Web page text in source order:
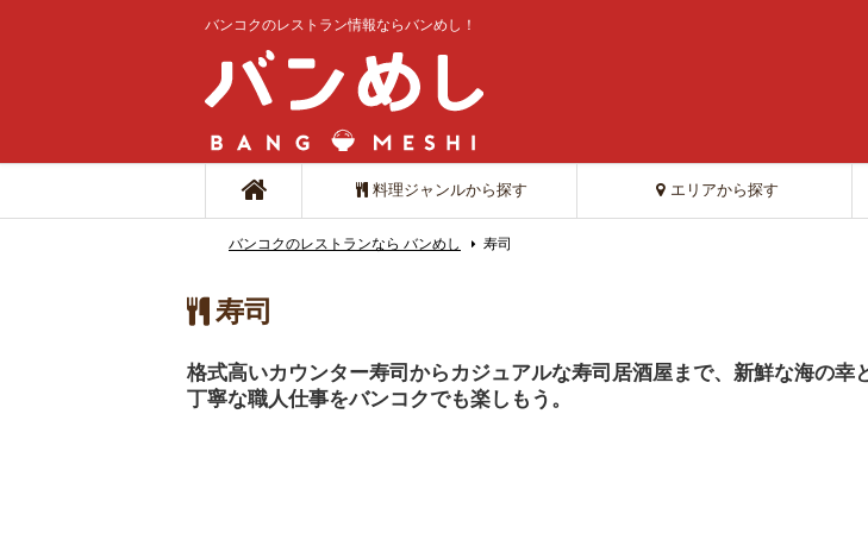
バンコクのレストラン情報ならバンめし！
料理ジャンルから探す エリアから探す
バンコクのレストランなら バンめし 寿司
寿司
格式高いカウンター寿司からカジュアルな寿司居酒屋まで、新鮮な海の幸
丁寧な職人仕事をバンコクでも楽しもう。